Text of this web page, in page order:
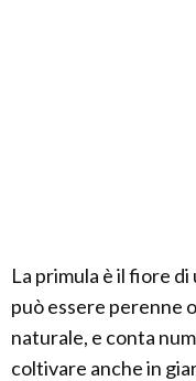
La primula è il fiore
può essere perenne
naturale, e conta
coltivare anche in